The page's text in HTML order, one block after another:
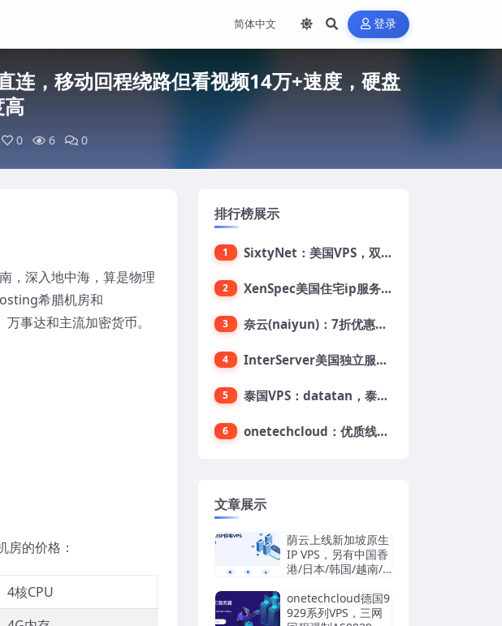
登录
，移动回程绕路但看视频14万+速度，硬盘
0 6 0
，深入地中海，算是物理
希腊机房和
事达和主流加密货币。
的价格：
4核CPU
排行榜展示
1 SixtyNet：美国VPS，双ISP类住宅IP(AT&T)，CN2 GIA网络，超高DDoS防御，$14/月，2G内存/2核/40gSSD/5T流量/10Gbps带宽
2 XenSpec美国住宅ip服务器：美国家用ip/无限流量/10Gbps独享带宽/449美元/月起，支持支付宝
3 奈云(naiyun)：7折优惠，低至34元/月，洛杉矶/香港机房，三网CN2 GIA/CUII/高防保护，解锁Chatgpt/Tiktok
4 InterServer美国独立服务器：AMD RYZEN 3600X处理器，75美元/月，送40美元
5 泰国VPS：datatan，泰国不限流量VPS，$33/月，4G内存/3核/60gSSD
6 onetechcloud：优质线路，精品VPS低至28元，美国三网原生CN2 GIA（高防可选）、香港CN2、韩国CN2
文章展示
荫云上线新加坡原生
IP VPS，另有中国香
港/日本/韩国/越南/
德国/西班牙/美国双I
SP/中国台湾原生I
onetechcloud德国9
929系列VPS，三网